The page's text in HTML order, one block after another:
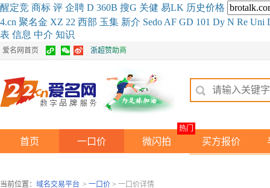
醒定竞 商标 评 企聘 D 360B 搜G 关健 易LK 历史价格
4.cn 聚名金 XZ 22 西部 玉集 新介 Sedo AF GD 101 Dy N Re Uni
表 信息 中介 知识